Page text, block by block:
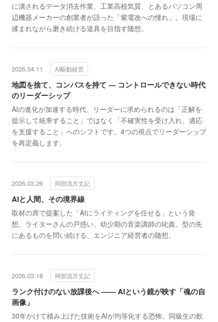
に潰されるデータ消去作業、工業高校気質、とあるパソコン周
辺機器メーカーの創業者が語った「紫電改への憧れ」。現場に
揉まれながら磨き続ける道具を目指す随想。
2026.04.11 AI駆動経営
地図を捨て、コンパスを持て — コントロールできない時代
のリーダーシップ
AIの進化が加速する時代、リーダーに求められるのは「正解を
提示して統率すること」ではなく「不確実性を受け入れ、適応
を支援すること」へのシフトです。4つの視点でリーダーシップ
を再定義します。
2026.03.26 阿部流方丈記
AIと人間、その境界線
取材の席で提案した「AIにライティングを任せる」という発
想。ライターさんの戸惑い、幼少期の音楽講師の叱責。型の先
にあるものを問い続ける、エンジニア経営者の随想。
2026.03.18 阿部流方丈記
ランク付けのない放課後へ —— AIという鏡が映す「魂の自
画像」
30年かけて積み上げた技術をAIが均等化する恐怖。同級生の飲